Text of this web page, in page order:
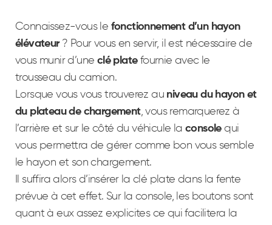
Connaissez-vous le fonctionnement d’un hayon
élévateur? Pour vous en servir, il est nécessaire de
vous munir d’une clé platefournie avec le
trousseau du camion.
Lorsque vous vous trouverez au niveau du hayon et
du plateau de chargement, vous remarquerez à
l’arrière et sur le côté du véhicule la consolequi
vous permettra de gérer comme bon vous semble
le hayon et son chargement.
Il suffira alors d’insérer la clé plate dans la fente
prévue à cet effet. Sur la console, les boutons sont
quant à eux assez explicites ce qui facilitera la